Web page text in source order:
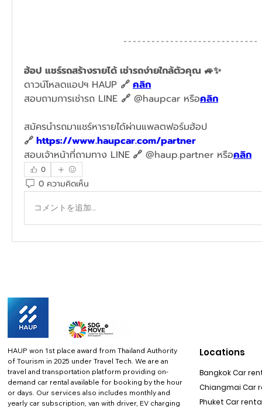
ฮ้อป แชร์รถสร้างรายได้ เช่ารถง่ายใกล้ตัวคุณ 🚙✨
ดาวน์โหลดแอปฯ HAUP 🔗 คลิก
สอบถามการเช่ารถ LINE 🔗 @haupcar หรือคลิก
สมัครนำรถมาแชร์หารายได้ผ่านแพลตฟอร์มฮ้อป
🔗 https://www.haupcar.com/partner
สอบเจ้าหน้าที่ถามทาง LINE 🔗 @haup.partner หรือคลิก
0
0 ความคิดเห็น
コメントを追加…
HAUP won 1st place award from Thailand Authority
of Tourism in 2025 under Travel Tech. We are an
travel and transportation platform providing on-
demand car rental available for booking by the hour
or days. Our services also includes monthly and
yearly car subscription, van with driver, EV charging
Locations
Bangkok Car
Chiangmai Car
Phuket Car rental